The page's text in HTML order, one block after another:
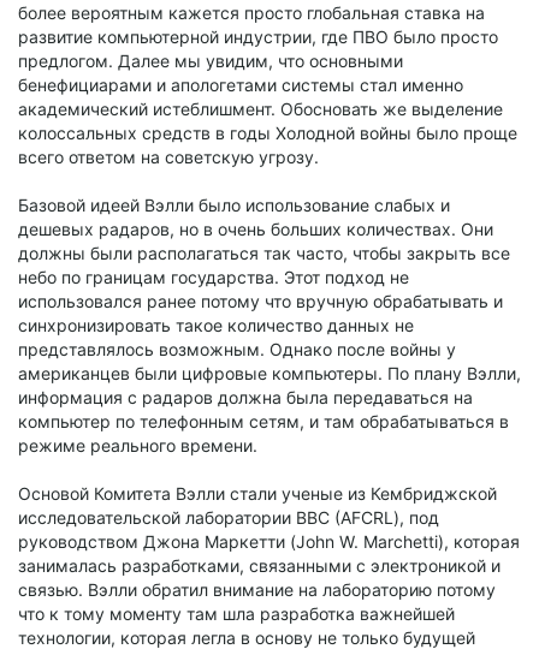
более вероятным кажется просто глобальная ставка на
развитие компьютерной индустрии, где ПВО было просто
предлогом. Далее мы увидим, что основными
бенефициарами и апологетами системы стал именно
академический истеблишмент. Обосновать же выделение
колоссальных средств в годы Холодной войны было проще
всего ответом на советскую угрозу.
Базовой идеей Вэлли было использование слабых и
дешевых радаров, но в очень больших количествах. Они
должны были располагаться так часто, чтобы закрыть все
небо по границам государства. Этот подход не
использовался ранее потому что вручную обрабатывать и
синхронизировать такое количество данных не
представлялось возможным. Однако после войны у
американцев были цифровые компьютеры. По плану Вэлли,
информация с радаров должна была передаваться на
компьютер по телефонным сетям, и там обрабатываться в
режиме реального времени.
Основой Комитета Вэлли стали ученые из Кембриджской
исследовательской лаборатории ВВС (AFCRL), под
руководством Джона Маркетти (John W. Marchetti), которая
занималась разработками, связанными с электроникой и
связью. Вэлли обратил внимание на лабораторию потому
что к тому моменту там шла разработка важнейшей
технологии, которая легла в основу не только будущей